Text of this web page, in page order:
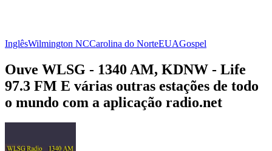
InglêsWilmington NCCarolina do NorteEUAGospel
Ouve WLSG - 1340 AM, KDNW - Life
97.3 FM E várias outras estações de todo
o mundo com a aplicação radio.net